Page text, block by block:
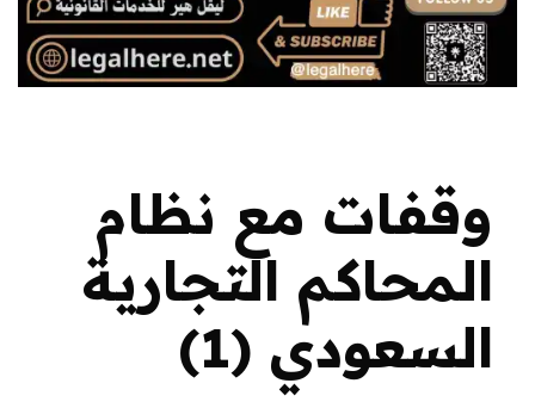
وقفات مع نظام
المحاكم التجارية
السعودي (1)